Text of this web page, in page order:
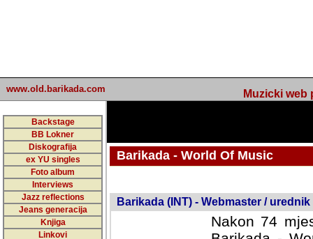
www.old.barikada.com Muzicki web
Backstage
BB Lokner
Diskografija
ex YU singles
Foto album
Interviews
Jazz reflections
Jeans generacija
Knjiga
Linkovi
Barikada - World Of Music
Barikada (INT) - Webmaster / urednik
Nakon 74